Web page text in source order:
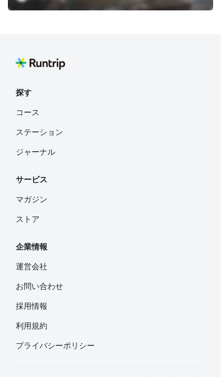
探す
コース
ステーション
ジャーナル
サービス
マガジン
ストア
企業情報
運営会社
お問い合わせ
採用情報
利用規約
プライバシーポリシー